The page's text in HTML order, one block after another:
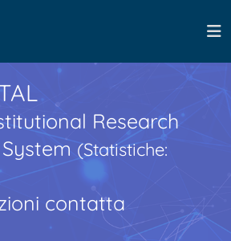
Research
(Statistiche:
contatta